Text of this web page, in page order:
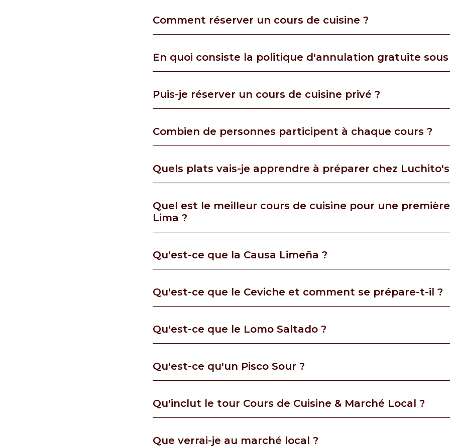
Comment réserver un cours de cuisine ?
En quoi consiste la politique d'annulation gratuite sous
Puis-je réserver un cours de cuisine privé ?
Combien de personnes participent à chaque cours ?
Quels plats vais-je apprendre à préparer chez Luchito's
Quel est le meilleur cours de cuisine pour une
Lima ?
Qu'est-ce que la Causa Limeña ?
Qu'est-ce que le Ceviche et comment se prépare-t-il ?
Qu'est-ce que le Lomo Saltado ?
Qu'est-ce qu'un Pisco Sour ?
Qu'inclut le tour Cours de Cuisine & Marché Local ?
Que verrai-je au marché local ?